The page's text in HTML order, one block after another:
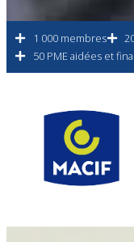
1 000 membres
50 PME aidées et